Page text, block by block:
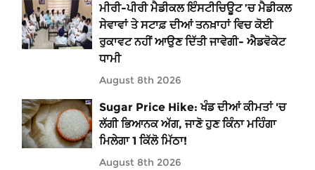
ਮੀਰੀ-ਪੀਰੀ ਮੈਡੀਕਲ ਇੰਸਟੀਚਿਊਟ ’ਚ ਮੈਡੀਕਲ
ਸੇਵਾਵਾਂ ਤੇ ਸਟਾਫ਼ ਦੀਆਂ ਤਨਖ਼ਾਹਾਂ ਵਿਚ ਕੋਈ
ਰੁਕਾਵਟ ਨਹੀਂ ਆਉਣ ਦਿੱਤੀ ਜਾਵੇਗੀ- ਐਡਵੋਕੇਟ
ਧਾਮੀ
August 8th 2026
Sugar Price Hike: ਖੰਡ ਦੀਆਂ ਕੀਮਤਾਂ 'ਚ
ਲੱਗੀ ਭਿਆਨਕ ਅੱਗ, ਜਾਣੋ ਹੁਣ ਕਿੰਨਾ ਮਹਿੰਗਾ
ਮਿਲੇਗਾ 1 ਕਿੱਲੋ ਮਿੱਠਾ!
August 8th 2026